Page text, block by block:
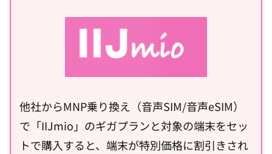
他社からMNP乗り換え（音声SIM/音声eSIM）
で「IIJmio」のギガプランと対象の端末をセッ
トで購入すると、端末が特別価格に割引きされ